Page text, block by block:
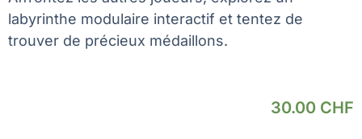
labyrinthe modulaire interactif et tentez de
trouver de précieux médaillons.
30.00 CHF